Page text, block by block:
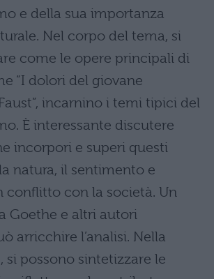
e della sua importanza
Nel corpo del tema, si
come le opere principali di
“I dolori del giovane
incarnino i temi tipici del
È interessante discutere
incorpori e superi questi
natura, il sentimento e
conflitto con la società. Un
Goethe e altri autori
arricchire l’analisi. Nella
si possono sintetizzare le